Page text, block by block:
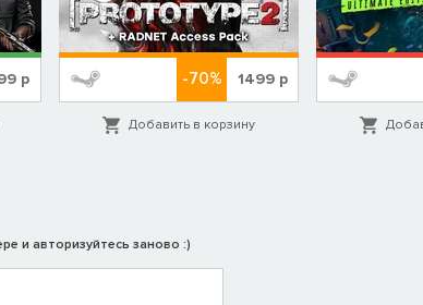
р -70% 1499р
Добавить в корзину
и авторизуйтесь заново :)